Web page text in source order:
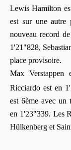
Lewis Hamilton
est sur une autre
nouveau record
1'21"828,
place provisoire.
Max Verstappen
Ricciardo est en
est 6ème avec un
en 1'23"339. Les
Hülkenberg et